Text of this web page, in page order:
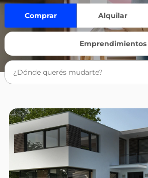
Comprar Alquilar
Emprendimientos